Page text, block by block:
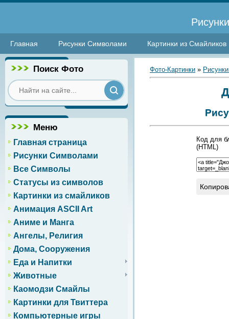
Главная Рисунки Символами Картинки из Смайликов
Поиск Фото
Меню
Главная страница
Рисунки Символами
Все Символы
Статусы из символов
Картинки из смайликов
Анимация ASCII Art
Аниме и Манга
Ангелы, Религия
Дома, Сооружения
Еда и Напитки
Животные
Каомодзи Смайлы
Картинки для Твиттера
Компьютерные игры
Фото-Картинки »
Код для
(HTML)